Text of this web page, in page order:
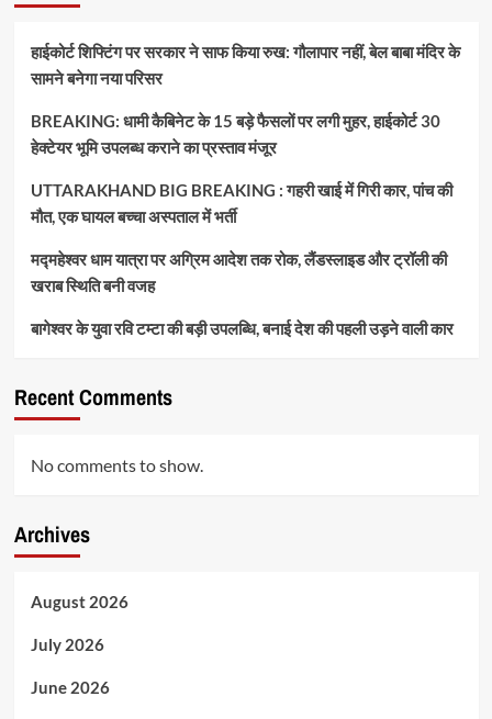
हाईकोर्ट शिफ्टिंग पर सरकार ने साफ किया रुख: गौलापार नहीं, बेल बाबा मंदिर के
सामने बनेगा नया परिसर
BREAKING: धामी कैबिनेट के 15 बड़े फैसलों पर लगी मुहर, हाईकोर्ट 30
हेक्टेयर भूमि उपलब्ध कराने का प्रस्ताव मंजूर
UTTARAKHAND BIG BREAKING : गहरी खाई में गिरी कार, पांच की
मौत, एक घायल बच्चा अस्पताल में भर्ती
मद्महेश्वर धाम यात्रा पर अग्रिम आदेश तक रोक, लैंडस्लाइड और ट्रॉली की
खराब स्थिति बनी वजह
बागेश्वर के युवा रवि टम्टा की बड़ी उपलब्धि, बनाई देश की पहली उड़ने वाली कार
Recent Comments
No comments to show.
Archives
August 2026
July 2026
June 2026